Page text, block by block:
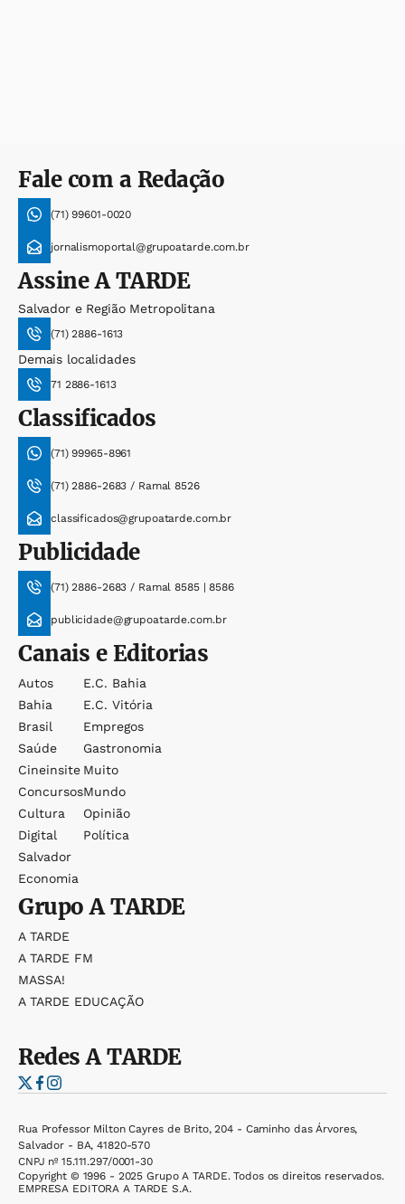
Fale com a Redação
(71) 99601-0020
jornalismoportal@grupoatarde.com.br
AssineA TARDE
Salvador e Região Metropolitana
(71) 2886-1613
Demais localidades
71 2886-1613
Classificados
(71) 99965-8961
(71) 2886-2683 / Ramal 8526
classificados@grupoatarde.com.br
Publicidade
(71) 2886-2683 / Ramal 8585 | 8586
publicidade@grupoatarde.com.br
Canais e Editorias
Autos
Bahia
Brasil
Saúde
Cineinsite
Concursos
Cultura
Digital
Salvador
Economia
E.c. Bahia
E.c. Vitória
Empregos
Gastronomia
Muito
Mundo
Opinião
Política
GrupoA TARDE
A TARDE
A TARDE FM
MASSA!
A TARDE EDUCAÇÃO
RedesA TARDE
Rua Professor Milton Cayres de Brito, 204 - Caminho das Árvores,
Salvador - BA, 41820-570
CNPJ nº 15.111.297/0001-30
Copyright © 1996 - 2025 Grupo A TARDE. Todos os direitos reservados.
EMPRESA EDITORA A TARDE S.A.